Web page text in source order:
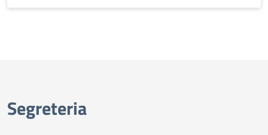
Segreteria